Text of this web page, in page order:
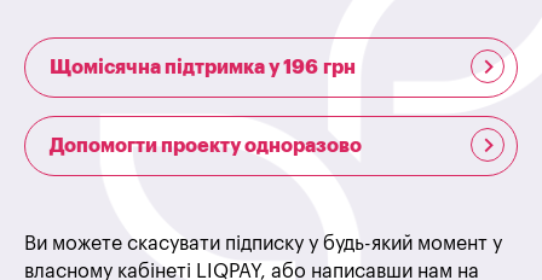
Щомісячна підтримка у 196 грн
Допомогти проекту одноразово
Ви можете скасувати підписку у будь-який момент у
власному кабінеті LIQPAY, або написавши нам на